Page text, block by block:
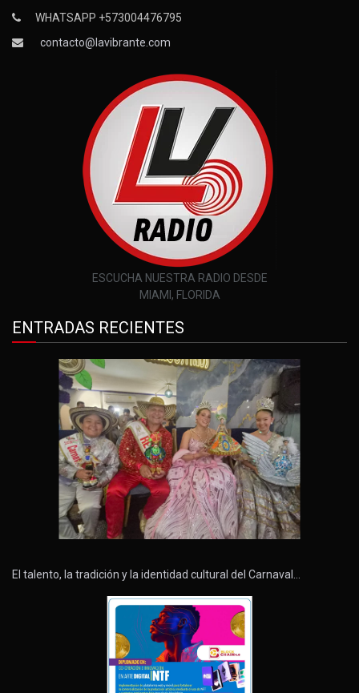
WHATSAPP +573004476795
contacto@lavibrante.com
ESCUCHA NUESTRA RADIO DESDE
MIAMI, FLORIDA
ENTRADAS RECIENTES
El talento, la tradición y la identidad cultural del Carnaval…